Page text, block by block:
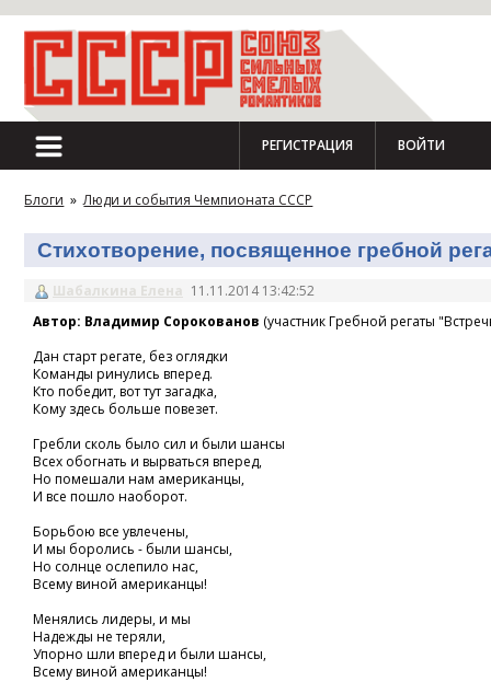
РЕГИСТРАЦИЯ ВОЙТИ
Блоги » Люди и события Чемпионата СССР
Стихотворение, посвященное гребной
Шабалкина Елена 11.11.2014 13:42:52
Автор: Владимир Сорокованов (участник Гребной регаты
Дан старт регате, без оглядки
Команды ринулись вперед.
Кто победит, вот тут загадка,
Кому здесь больше повезет.
Гребли сколь было сил и были шансы
Всех обогнать и вырваться вперед,
Но помешали нам американцы,
И все пошло наоборот.
Борьбою все увлечены,
И мы боролись - были шансы,
Но солнце ослепило нас,
Всему виной американцы!
Менялись лидеры, и мы
Надежды не теряли,
Упорно шли вперед и были шансы,
Всему виной американцы!